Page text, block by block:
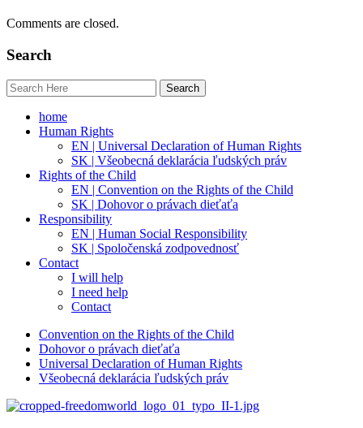
Comments are closed.
Search
home
Human Rights
EN | Universal Declaration of Human Rights
SK | Všeobecná deklarácia ľudských práv
Rights of the Child
EN | Convention on the Rights of the Child
SK | Dohovor o právach dieťaťa
Responsibility
EN | Human Social Responsibility
SK | Spoločenská zodpovednosť
Contact
I will help
I need help
Contact
Convention on the Rights of the Child
Dohovor o právach dieťaťa
Universal Declaration of Human Rights
Všeobecná deklarácia ľudských práv